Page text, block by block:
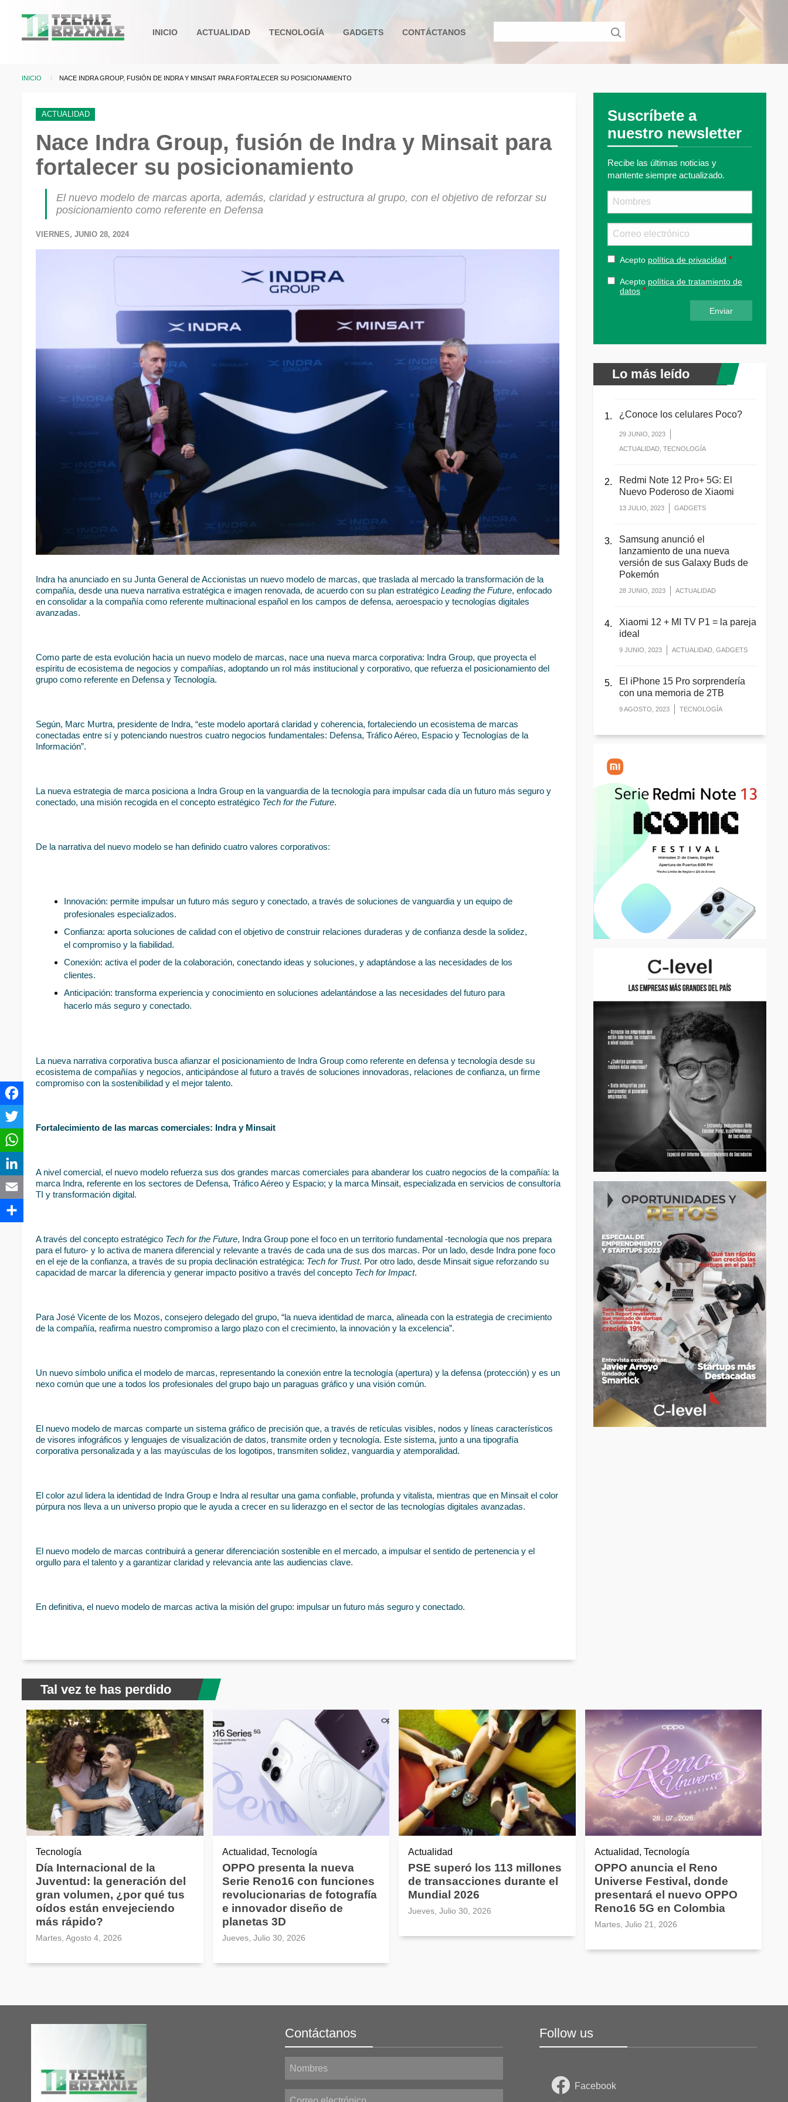
Main
INICIO ACTUALIDAD TECNOLOGÍA GADGETS CONTÁCTANOS
Sobrescribir enlaces de ayuda a la navegación
INICIO CURRENT:
NACE INDRA GROUP, FUSIÓN DE INDRA Y MINSAIT PARA FORTALECER SU POSICIONAMIENTO
ACTUALIDAD
Nace Indra Group, fusión de Indra y Minsait para
fortalecer su posicionamiento
El nuevo modelo de marcas aporta, además, claridad y estructura al grupo, con el objetivo de reforzar su
posicionamiento como referente en Defensa
VIERNES, JUNIO 28, 2024
Indra ha anunciado en su Junta General de Accionistas un nuevo modelo de marcas, que traslada al mercado la transformación de la
compañía, desde una nueva narrativa estratégica e imagen renovada, de acuerdo con su plan estratégico Leading the Future, enfocado
en consolidar a la compañía como referente multinacional español en los campos de defensa, aeroespacio y tecnologías digitales
avanzadas.
Como parte de esta evolución hacia un nuevo modelo de marcas, nace una nueva marca corporativa: Indra Group, que proyecta el
espíritu de ecosistema de negocios y compañías, adoptando un rol más institucional y corporativo, que refuerza el posicionamiento del
grupo como referente en Defensa y Tecnología.
Según, Marc Murtra, presidente de Indra, “este modelo aportará claridad y coherencia, fortaleciendo un ecosistema de marcas
conectadas entre sí y potenciando nuestros cuatro negocios fundamentales: Defensa, Tráfico Aéreo, Espacio y Tecnologías de la
Información”.
La nueva estrategia de marca posiciona a Indra Group en la vanguardia de la tecnología para impulsar cada día un futuro más seguro y
conectado, una misión recogida en el concepto estratégico Tech for the Future.
De la narrativa del nuevo modelo se han definido cuatro valores corporativos:
Innovación: permite impulsar un futuro más seguro y conectado, a través de soluciones de vanguardia y un equipo de
profesionales especializados.
Confianza: aporta soluciones de calidad con el objetivo de construir relaciones duraderas y de confianza desde la solidez,
el compromiso y la fiabilidad.
Conexión: activa el poder de la colaboración, conectando ideas y soluciones, y adaptándose a las necesidades de los
clientes.
Anticipación: transforma experiencia y conocimiento en soluciones adelantándose a las necesidades del futuro para
hacerlo más seguro y conectado.
La nueva narrativa corporativa busca afianzar el posicionamiento de Indra Group como referente en defensa y tecnología desde su
ecosistema de compañías y negocios, anticipándose al futuro a través de soluciones innovadoras, relaciones de confianza, un firme
compromiso con la sostenibilidad y el mejor talento.
Fortalecimiento de las marcas comerciales: Indra y Minsait
A nivel comercial, el nuevo modelo refuerza sus dos grandes marcas comerciales para abanderar los cuatro negocios de la compañía: la
marca Indra, referente en los sectores de Defensa, Tráfico Aéreo y Espacio; y la marca Minsait, especializada en servicios de consultoría
TI y transformación digital.
A través del concepto estratégico Tech for the Future, Indra Group pone el foco en un territorio fundamental -tecnología que nos prepara
para el futuro- y lo activa de manera diferencial y relevante a través de cada una de sus dos marcas. Por un lado, desde Indra pone foco
en el eje de la confianza, a través de su propia declinación estratégica: Tech for Trust. Por otro lado, desde Minsait sigue reforzando su
capacidad de marcar la diferencia y generar impacto positivo a través del concepto Tech for Impact.
Para José Vicente de los Mozos, consejero delegado del grupo, “la nueva identidad de marca, alineada con la estrategia de crecimiento
de la compañía, reafirma nuestro compromiso a largo plazo con el crecimiento, la innovación y la excelencia”.
Un nuevo símbolo unifica el modelo de marcas, representando la conexión entre la tecnología (apertura) y la defensa (protección) y es un
nexo común que une a todos los profesionales del grupo bajo un paraguas gráfico y una visión común.
El nuevo modelo de marcas comparte un sistema gráfico de precisión que, a través de retículas visibles, nodos y líneas característicos
de visores infográficos y lenguajes de visualización de datos, transmite orden y tecnología. Este sistema, junto a una tipografía
corporativa personalizada y a las mayúsculas de los logotipos, transmiten solidez, vanguardia y atemporalidad.
El color azul lidera la identidad de Indra Group e Indra al resultar una gama confiable, profunda y vitalista, mientras que en Minsait el color
púrpura nos lleva a un universo propio que le ayuda a crecer en su liderazgo en el sector de las tecnologías digitales avanzadas.
El nuevo modelo de marcas contribuirá a generar diferenciación sostenible en el mercado, a impulsar el sentido de pertenencia y el
orgullo para el talento y a garantizar claridad y relevancia ante las audiencias clave.
En definitiva, el nuevo modelo de marcas activa la misión del grupo: impulsar un futuro más seguro y conectado.
Suscríbete a
nuestro newsletter
Recibe las últimas noticias y
mantente siempre actualizado.
Acepto política de privacidad
Acepto política de tratamiento de
datos
Lo más leído
¿Conoce los celulares Poco?
29 JUNIO, 2023
ACTUALIDAD, TECNOLOGÍA
Redmi Note 12 Pro+ 5G: El
Nuevo Poderoso de Xiaomi
13 JULIO, 2023 GADGETS
Samsung anunció el
lanzamiento de una nueva
versión de sus Galaxy Buds de
Pokemón
28 JUNIO, 2023 ACTUALIDAD
Xiaomi 12 + MI TV P1 = la pareja
ideal
9 JUNIO, 2023 ACTUALIDAD, GADGETS
El iPhone 15 Pro sorprendería
con una memoria de 2TB
9 AGOSTO, 2023 TECNOLOGÍA
Tal vez te has perdido
Tecnología
Día Internacional de la
Juventud: la generación del
gran volumen, ¿por qué tus
oídos están envejeciendo
más rápido?
Martes, Agosto 4, 2026
Actualidad, Tecnología
OPPO presenta la nueva
Serie Reno16 con funciones
revolucionarias de fotografía
e innovador diseño de
planetas 3D
Jueves, Julio 30, 2026
Actualidad
PSE superó los 113 millones
de transacciones durante el
Mundial 2026
Jueves, Julio 30, 2026
Actualidad, Tecnología
OPPO anuncia el Reno
Universe Festival, donde
presentará el nuevo OPPO
Reno16 5G en Colombia
Martes, Julio 21, 2026
Contáctanos
Nombres
Correo electrónico
Follow us
Facebook